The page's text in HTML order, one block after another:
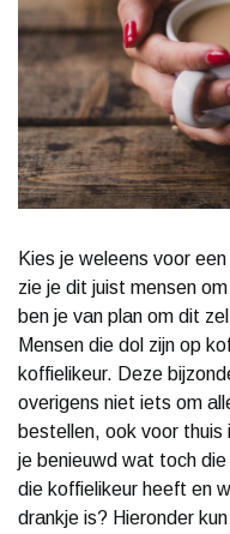
Kies je weleens voor een
zie je dit juist mensen
ben je van plan om dit
Mensen die dol zijn op
koffielikeur. Deze
overigens niet iets om
bestellen, ook voor
je benieuwd wat toch
die koffielikeur heeft en
drankje is? Hieronder